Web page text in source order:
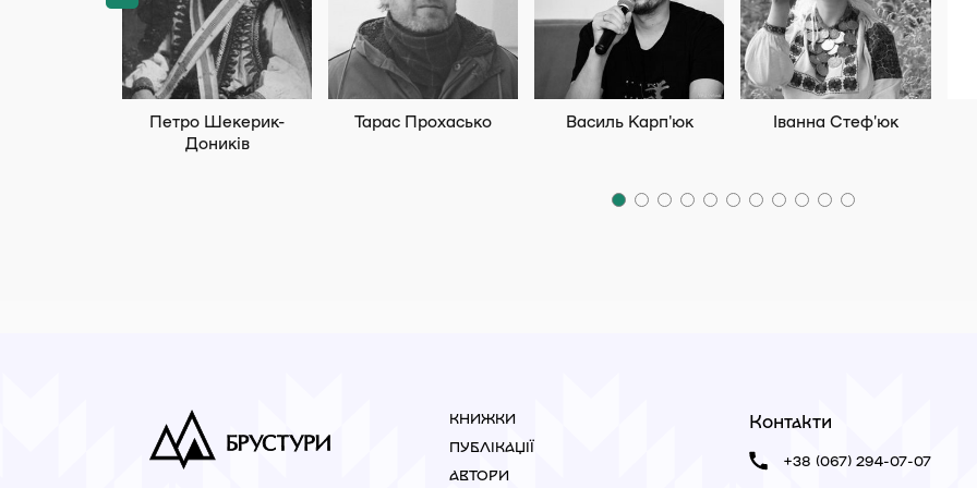
Петро Шекерик-
Доників
Тарас Прохасько Василь Карп'юк Іванна Стеф’юк
КНИЖКИ
ПУБЛІКАЦІЇ
АВТОРИ
Контакти
+38 (067) 294-07-07